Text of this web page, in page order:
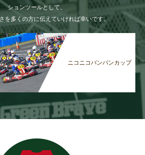
ションツールとして、
を多くの方に伝えていければ幸いです。
ニコニコバンバンカップ